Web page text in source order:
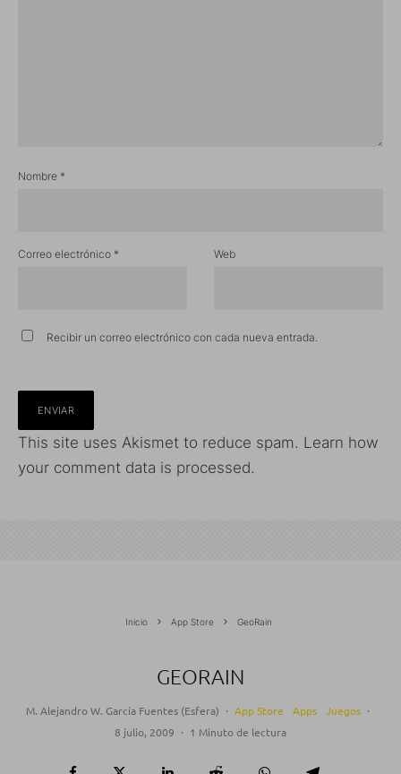
Nombre *
Correo electrónico * Web
Recibir un correo electrónico con cada nueva entrada.
This site uses Akismet to reduce spam. Learn how
your comment data is processed.
Inicio App Store GeoRain
GEORAIN
M. Alejandro W. García Fuentes (Esfera) · App Store Apps Juegos ·
8 julio, 2009 · 1 Minuto de lectura